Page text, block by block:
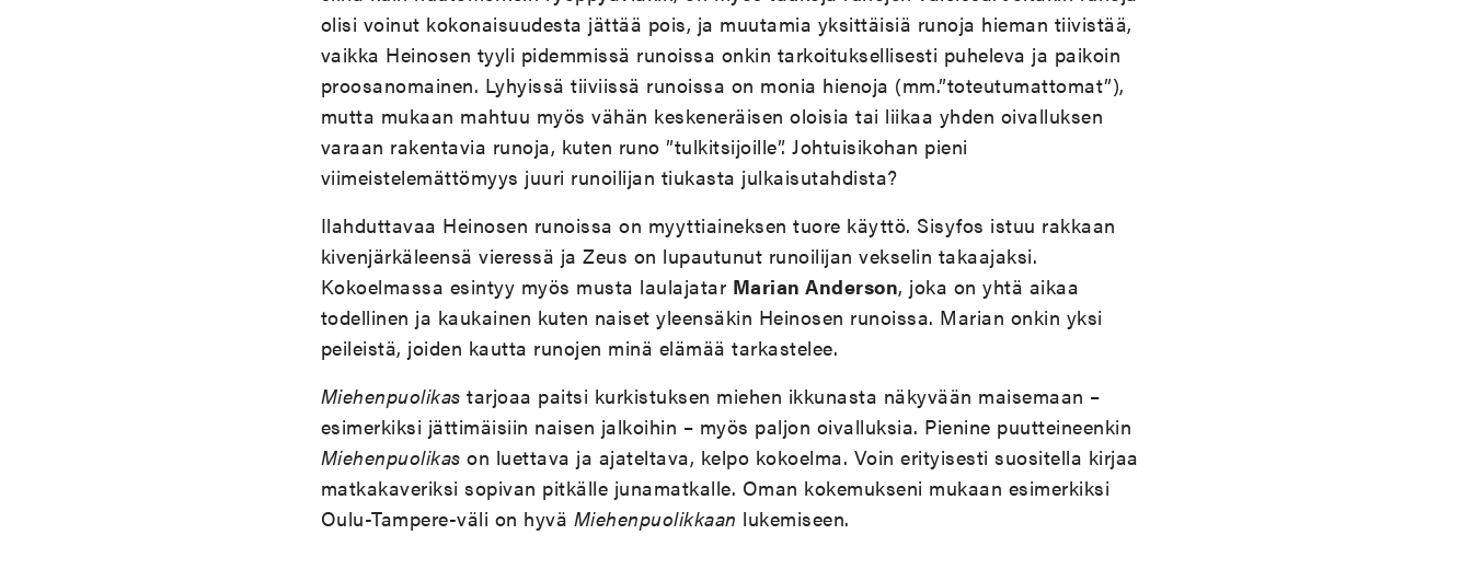
olisi voinut kokonaisuudesta jättää pois, ja muutamia yksittäisiä runoja hieman tiivistää,
vaikka Heinosen tyyli pidemmissä runoissa onkin tarkoituksellisesti puheleva ja paikoin
proosanomainen. Lyhyissä tiiviissä runoissa on monia hienoja (mm.”toteutumattomat”),
mutta mukaan mahtuu myös vähän keskeneräisen oloisia tai liikaa yhden oivalluksen
varaan rakentavia runoja, kuten runo ”tulkitsijoille”. Johtuisikohan pieni
viimeistelemättömyys juuri runoilijan tiukasta julkaisutahdista?
Ilahduttavaa Heinosen runoissa on myyttiaineksen tuore käyttö. Sisyfos istuu rakkaan
kivenjärkäleensä vieressä ja Zeus on lupautunut runoilijan vekselin takaajaksi.
Kokoelmassa esintyy myös musta laulajatar Marian Anderson, joka on yhtä aikaa
todellinen ja kaukainen kuten naiset yleensäkin Heinosen runoissa. Marian onkin yksi
peileistä, joiden kautta runojen minä elämää tarkastelee.
Miehenpuolikas tarjoaa paitsi kurkistuksen miehen ikkunasta näkyvään maisemaan –
esimerkiksi jättimäisiin naisen jalkoihin – myös paljon oivalluksia. Pienine puutteineenkin
Miehenpuolikas on luettava ja ajateltava, kelpo kokoelma. Voin erityisesti suositella kirjaa
matkakaveriksi sopivan pitkälle junamatkalle. Oman kokemukseni mukaan esimerkiksi
Oulu-Tampere-väli on hyvä Miehenpuolikkaan lukemiseen.